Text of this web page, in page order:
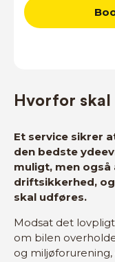
Hvorfor
Et service sikrer
den bedste
muligt, men
driftsikkerhed,
skal udføres.
Modsat det
om bilen
og